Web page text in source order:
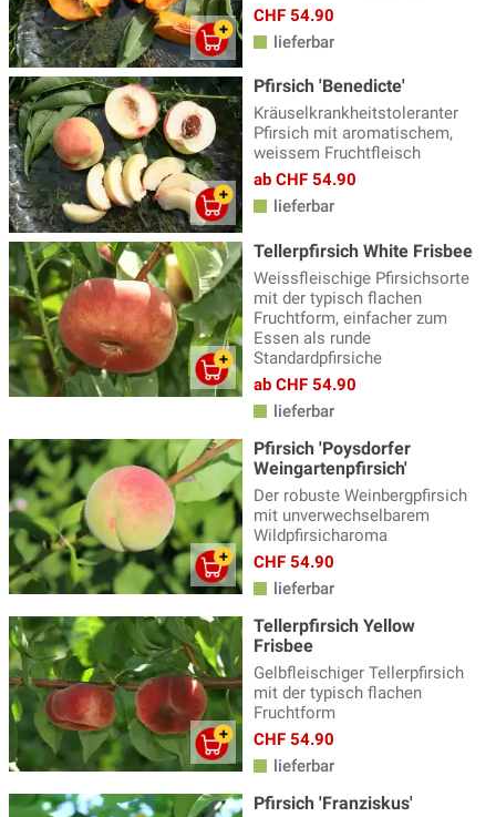
CHF 54.90
lieferbar
Pfirsich 'Benedicte'
Kräuselkrankheitstoleranter
Pfirsich mit aromatischem,
weissem Fruchtfleisch
ab CHF 54.90
lieferbar
Tellerpfirsich White Frisbee
Weissfleischige Pfirsichsorte
mit der typisch flachen
Fruchtform, einfacher zum
Essen als runde
Standardpfirsiche
ab CHF 54.90
lieferbar
Pfirsich 'Poysdorfer
Weingartenpfirsich'
Der robuste Weinbergpfirsich
mit unverwechselbarem
Wildpfirsicharoma
CHF 54.90
lieferbar
Tellerpfirsich Yellow
Frisbee
Gelbfleischiger Tellerpfirsich
mit der typisch flachen
Fruchtform
CHF 54.90
lieferbar
Pfirsich 'Franziskus'